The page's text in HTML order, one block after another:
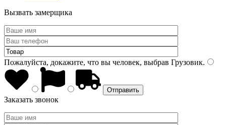
Вызвать замерщика
Пожалуйста, докажите, что вы человек, выбрав Грузовик.
Заказать звонок